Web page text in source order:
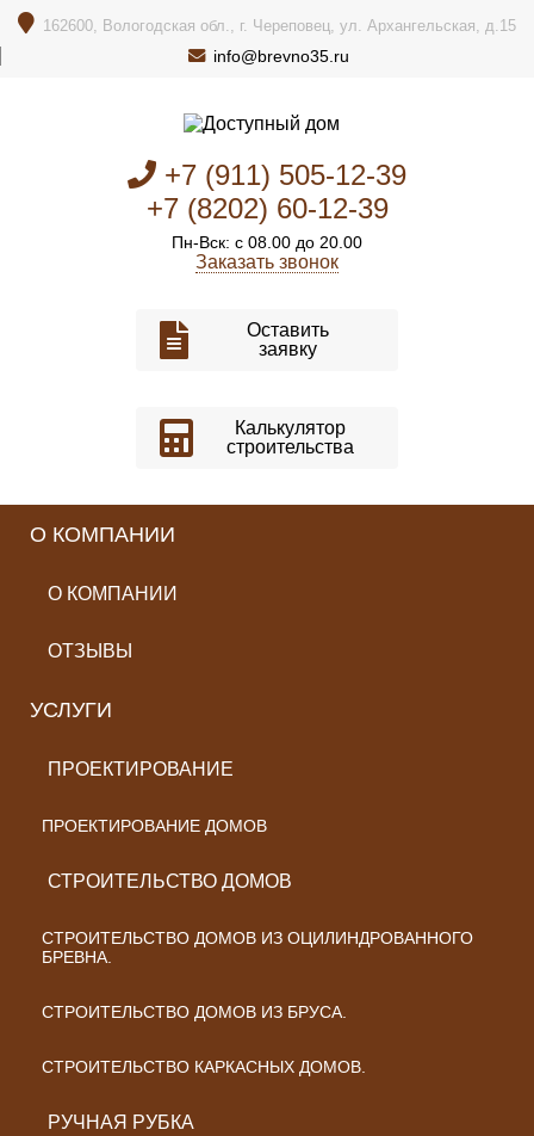
162600, Вологодская обл., г. Череповец, ул. Архангельская, д.15
info@brevno35.ru
+7 (911) 505-12-39
+7 (8202) 60-12-39
Пн-Вск: с 08.00 до 20.00
Заказать звонок
Оставить
заявку
Калькулятор
строительства
О КОМПАНИИ
О КОМПАНИИ
ОТЗЫВЫ
УСЛУГИ
ПРОЕКТИРОВАНИЕ
ПРОЕКТИРОВАНИЕ ДОМОВ
СТРОИТЕЛЬСТВО ДОМОВ
СТРОИТЕЛЬСТВО ДОМОВ ИЗ ОЦИЛИНДРОВАННОГО
БРЕВНА.
СТРОИТЕЛЬСТВО ДОМОВ ИЗ БРУСА.
СТРОИТЕЛЬСТВО КАРКАСНЫХ ДОМОВ.
РУЧНАЯ РУБКА